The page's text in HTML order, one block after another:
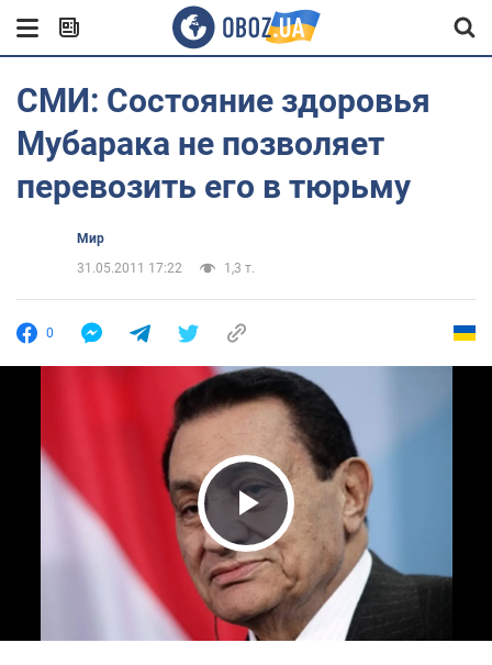
СМИ: Состояние здоровья
Мубарака не позволяет
перевозить его в тюрьму
Мир
31.05.2011 17:22
1,3 т.
0
Play Video